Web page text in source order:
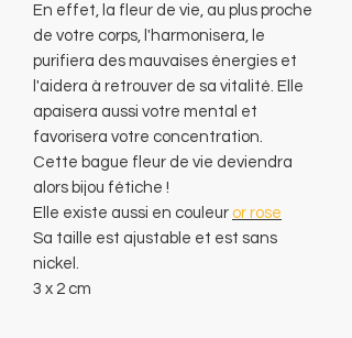
En effet, la fleur de vie, au plus proche
de votre corps, l'harmonisera, le
purifiera des mauvaises énergies et
l'aidera à retrouver de sa vitalité. Elle
apaisera aussi votre mental et
favorisera votre concentration.
Cette bague fleur de vie deviendra
alors bijou fétiche !
Elle existe aussi en couleur or rose
Sa taille est ajustable et est sans
nickel.
3 x 2 cm